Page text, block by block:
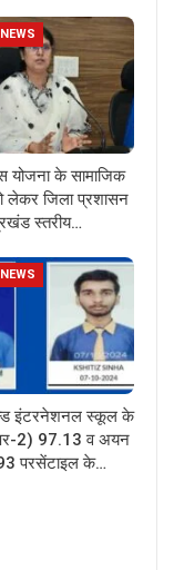
योजना के सामाजिक
लेकर जिला प्रशासन
स्तरीय…
इंटरनेशनल स्कूल के
2) 97.13 व अयन
परसेंटाइल के…